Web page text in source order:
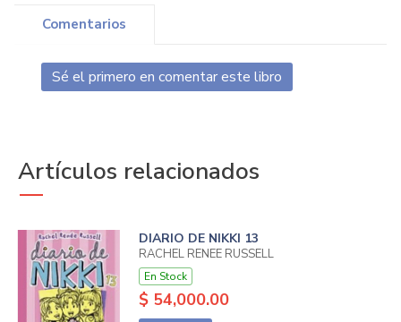
Comentarios
Sé el primero en comentar este libro
Artículos relacionados
DIARIO DE NIKKI 13
RACHEL RENEE RUSSELL
En Stock
$ 54,000.00